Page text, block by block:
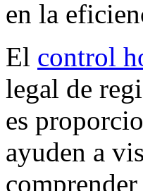
en la
El control
legal de
es
ayuden a